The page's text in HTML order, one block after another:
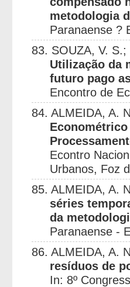
metodologia
Paranaense ?
83. SOUZA, V.
Utilização da
futuro pago
Encontro de
84. ALMEIDA, A.
Econométrico
Econtro
Urbanos, Foz
85. ALMEIDA, A.
séries
da
Paranaense -
86. ALMEIDA, A.
resíduos de
In: 8º